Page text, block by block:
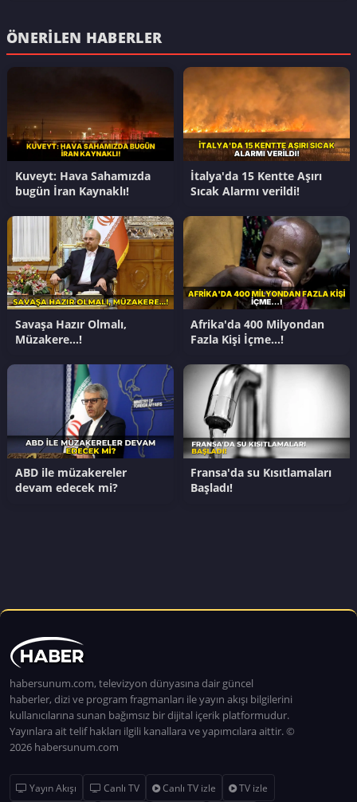
ÖNERILEN HABERLER
Kuveyt: Hava Sahamızda
bugün İran Kaynaklı!
İtalya'da 15 Kentte Aşırı
Sıcak Alarmı verildi!
Savaşa Hazır Olmalı,
Müzakere…!
Afrika'da 400 Milyondan
Fazla Kişi İçme…!
ABD ile müzakereler
devam edecek mi?
Fransa'da su Kısıtlamaları
Başladı!
habersunum.com, televizyon dünyasına dair güncel
haberler, dizi ve program fragmanları ile yayın akışı bilgilerini
kullanıcılarına sunan bağımsız bir dijital içerik platformudur.
Yayınlara ait telif hakları ilgili kanallara ve yapımcılara aittir. ©
2026 habersunum.com
Yayın Akışı Canlı TV Canlı TV izle TV izle